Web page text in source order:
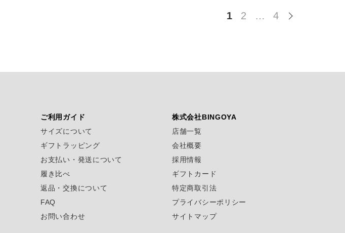
1 2 … 4
ご利用ガイド
サイズについて
ギフトラッピング
お支払い・発送について
履き比べ
返品・交換について
FAQ
お問い合わせ
株式会社BINGOYA
店舗一覧
会社概要
採用情報
ギフトカード
特定商取引法
プライバシーポリシー
サイトマップ